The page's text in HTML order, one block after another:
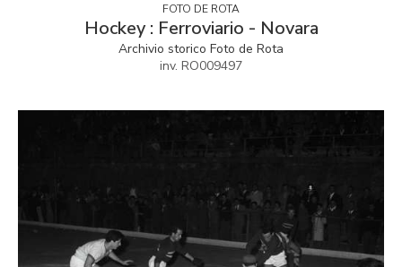
FOTO DE ROTA
Hockey : Ferroviario - Novara
Archivio storico Foto de Rota
inv. RO009497